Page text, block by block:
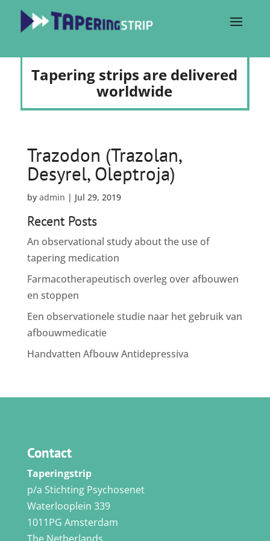
Tapering strips are delivered
worldwide
Trazodon (Trazolan,
Desyrel, Oleptroja)
by admin | Jul 29, 2019
Recent Posts
An observational study about the use of
tapering medication
Farmacotherapeutisch overleg over afbouwen
en stoppen
Een observationele studie naar het gebruik van
afbouwmedicatie
Handvatten Afbouw Antidepressiva
Contact
Taperingstrip
p/a Stichting Psychosenet
Waterlooplein 339
1011PG Amsterdam